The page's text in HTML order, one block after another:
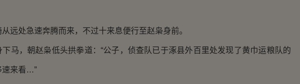
处急速奔腾而来，不过十来息便行至赵枭身前。
，朝赵枭低头拱拳道：“公子，侦查队已于涿县外百里处发现了黄巾运粮队的
速来看…”